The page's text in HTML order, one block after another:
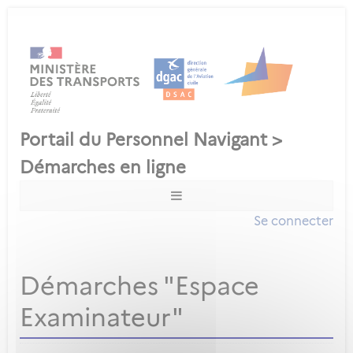
Se connecter
Démarches "Espace
Examinateur"